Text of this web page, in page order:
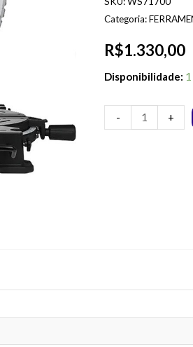
Categoria:
R$1.330,00
Disponibilidade:
- +